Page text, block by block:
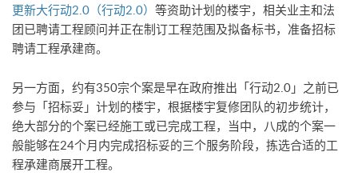
更新大行动2.0（行动2.0） 等资助计划的楼宇，相关业主和法
团已聘请工程顾问并正在制订工程范围及拟备标书，准备招标
聘请工程承建商。
另一方面，约有350宗个案是早在政府推出「行动2.0」之前已
参与「招标妥」计划的楼宇，根据楼宇复修团队的初步统计，
绝大部分的个案已经施工或已完成工程，当中，八成的个案一
般能够在24个月内完成招标妥的三个服务阶段，拣选合适的工
程承建商展开工程。